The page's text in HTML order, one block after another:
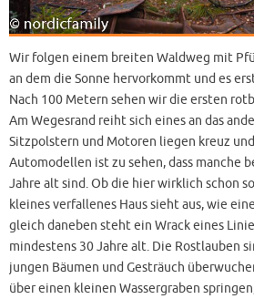
Wir folgen einem breiten Waldweg mit
an dem die Sonne hervorkommt und es
Nach 100 Metern sehen wir die ersten
Am Wegesrand reiht sich eines an das
Sitzpolstern und Motoren liegen kreuz
Automodellen ist zu sehen, dass manche
Jahre alt sind. Ob die hier wirklich schon
kleines verfallenes Haus sieht aus, wie
gleich daneben steht ein Wrack eines
mindestens 30 Jahre alt. Die Rostlauben
jungen Bäumen und Gesträuch
über einen kleinen Wassergraben